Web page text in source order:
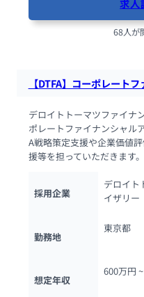
求人
68人が
【DTFA】コーポレート
デロイトトーマツファイナ
ポレートファイナンシャル
A戦略策定支援や企業価値
援等を担っていただきます。
採用企業
デロイト
イザリー
勤務地
東京都
想定年収
600万円 ~